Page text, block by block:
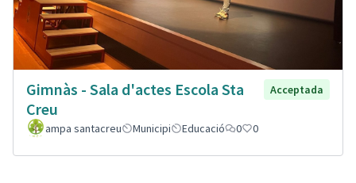
Gimnàs - Sala d'actes Escola Sta
Creu
Acceptada
ampa santacreu Municipi Educació 0 0